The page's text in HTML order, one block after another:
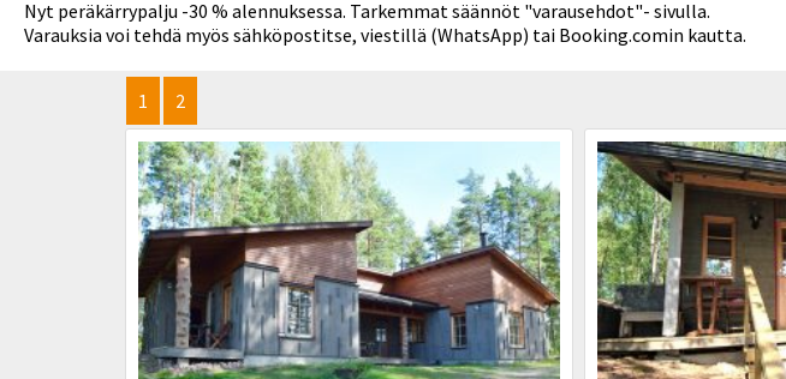
Nyt peräkärrypalju -30 % alennuksessa. Tarkemmat säännöt "varausehdot"- sivulla.
Varauksia voi tehdä myös sähköpostitse, viestillä (WhatsApp) tai Booking.comin kautta.
1 2